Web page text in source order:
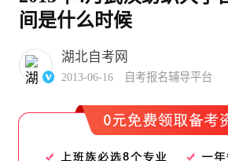
间是什么时候
湖北自考网
2013-06-16 自考报名辅导平台